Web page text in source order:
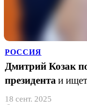
РОССИЯ
Дмитрий Козак
президента и
18 сент. 2025